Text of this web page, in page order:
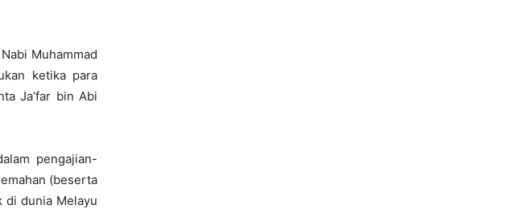
Muhammad
ketika para
Ja’far bin Abi
pengajian-
(beserta
di dunia Melayu